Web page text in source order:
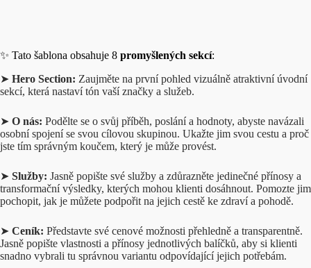
✨ Tato šablona obsahuje 8 promyšlených sekcí:
➤ Hero Section: Zaujměte na první pohled vizuálně atraktivní úvodní
sekcí, která nastaví tón vaší značky a služeb.
➤ O nás: Podělte se o svůj příběh, poslání a hodnoty, abyste navázali
osobní spojení se svou cílovou skupinou. Ukažte jim svou cestu a proč
jste tím správným koučem, který je může provést.
➤ Služby: Jasně popište své služby a zdůrazněte jedinečné přínosy a
transformační výsledky, kterých mohou klienti dosáhnout. Pomozte jim
pochopit, jak je můžete podpořit na jejich cestě ke zdraví a pohodě.
➤ Ceník: Představte své cenové možnosti přehledně a transparentně.
Jasně popište vlastnosti a přínosy jednotlivých balíčků, aby si klienti
snadno vybrali tu správnou variantu odpovídající jejich potřebám.